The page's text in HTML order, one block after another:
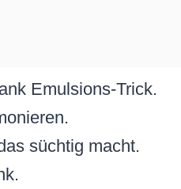
Emulsions-Trick.
süchtig macht.